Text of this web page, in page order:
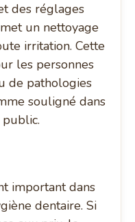
des réglages
un nettoyage
irritation. Cette
les personnes
de pathologies
souligné dans
important dans
dentaire. Si